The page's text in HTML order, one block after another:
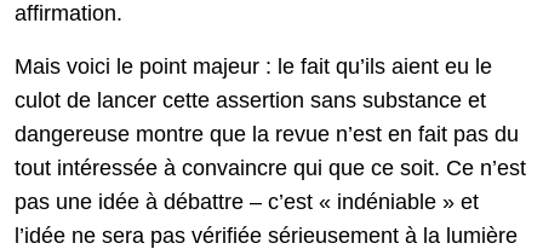
affirmation.
Mais voici le point majeur : le fait qu’ils aient eu le
culot de lancer cette assertion sans substance et
dangereuse montre que la revue n’est en fait pas du
tout intéressée à convaincre qui que ce soit. Ce n’est
pas une idée à débattre – c’est « indéniable » et
l’idée ne sera pas vérifiée sérieusement à la lumière